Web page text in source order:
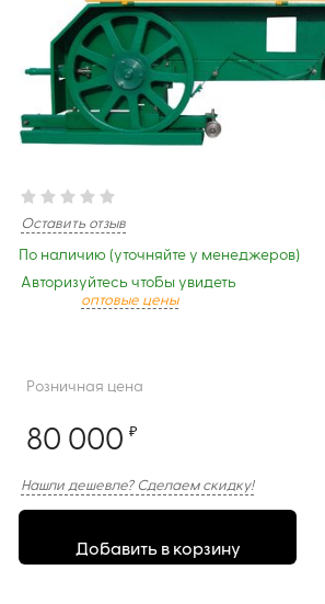
Оставить отзыв
По наличию (уточняйте у менеджеров)
Авторизуйтесь чтобы увидеть
оптовые цены
Розничная цена
80 000 ₽
Нашли дешевле? Сделаем скидку!
Добавить в корзину